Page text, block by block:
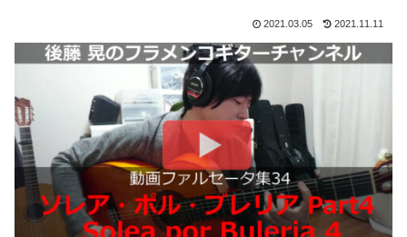
2021.03.05 2021.11.11